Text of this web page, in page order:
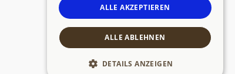
ALLE AKZEPTIEREN
ALLE ABLEHNEN
DETAILS ANZEIGEN